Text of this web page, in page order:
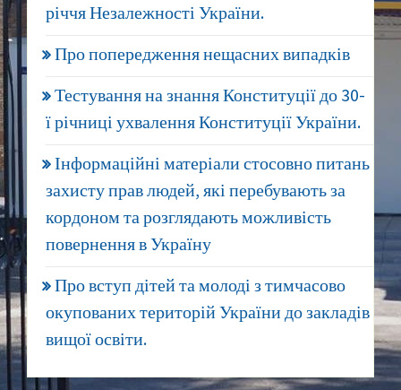
річчя Незалежності України.
Про попередження нещасних випадків
Тестування на знання Конституції до 30-
ї річниці ухвалення Конституції України.
Інформаційні матеріали стосовно питань
захисту прав людей, які перебувають за
кордоном та розглядають можливість
повернення в Україну
Про вступ дітей та молоді з тимчасово
окупованих територій України до закладів
вищої освіти.